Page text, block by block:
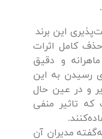
این برند
کامل اثرات
و دقیق
رسیدن به این
و در عین حال
که تاثیر منفی
مدیران آن